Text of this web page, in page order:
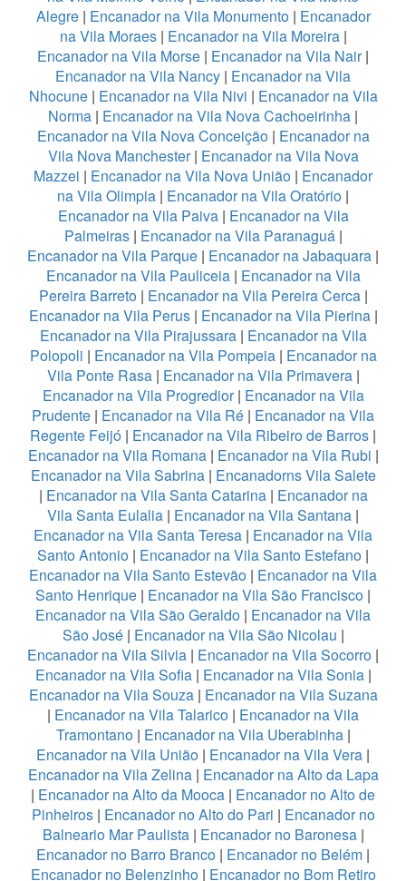
Alegre| Encanador na Vila Monumento| Encanador
na Vila Moraes| Encanador na Vila Moreira|
Encanador na Vila Morse | Encanador na Vila Nair|
Encanador na Vila Nancy | Encanador na Vila
Nhocune| Encanador na Vila Nivi | Encanador na Vila
Norma | Encanador na Vila Nova Cachoeirinha |
Encanador na Vila Nova Conceição| Encanador na
Vila Nova Manchester| Encanador na Vila Nova
Mazzei | Encanador na Vila Nova União | Encanador
na Vila Olimpia | Encanador na Vila Oratório |
Encanador na Vila Paiva| Encanador na Vila
Palmeiras| Encanador na Vila Paranaguá|
Encanador na Vila Parque | Encanador na Jabaquara |
Encanador na Vila Pauliceia| Encanador na Vila
Pereira Barreto| Encanador na Vila Pereira Cerca|
Encanador na Vila Perus| Encanador na Vila Pierina|
Encanador na Vila Pirajussara| Encanador na Vila
Polopoli | Encanador na Vila Pompeia| Encanador na
Vila Ponte Rasa| Encanador na Vila Primavera|
Encanador na Vila Progredior| Encanador na Vila
Prudente | Encanador na Vila Ré | Encanador na Vila
Regente Feijó | Encanador na Vila Ribeiro de Barros |
Encanador na Vila Romana| Encanador na Vila Rubi |
Encanador na Vila Sabrina| Encanadorns Vila Salete
| Encanador na Vila Santa Catarina| Encanador na
Vila Santa Eulalia | Encanador na Vila Santana |
Encanador na Vila Santa Teresa | Encanador na Vila
Santo Antonio | Encanador na Vila Santo Estefano |
Encanador na Vila Santo Estevão | Encanador na Vila
Santo Henrique | Encanador na Vila São Francisco |
Encanador na Vila São Geraldo | Encanador na Vila
São José| Encanador na Vila São Nicolau |
Encanador na Vila Silvia | Encanador na Vila Socorro |
Encanador na Vila Sofia| Encanador na Vila Sonia|
Encanador na Vila Souza| Encanador na Vila Suzana
| Encanador na Vila Talarico | Encanador na Vila
Tramontano| Encanador na Vila Uberabinha|
Encanador na Vila União | Encanador na Vila Vera |
Encanador na Vila Zelina| Encanador na Alto da Lapa
| Encanador na Alto da Mooca | Encanador no Alto de
Pinheiros| Encanador no Alto do Pari | Encanador no
Balneario Mar Paulista| Encanador no Baronesa|
Encanador no Barro Branco | Encanador no Belém |
Encanador no Belenzinho| Encanador no Bom Retiro